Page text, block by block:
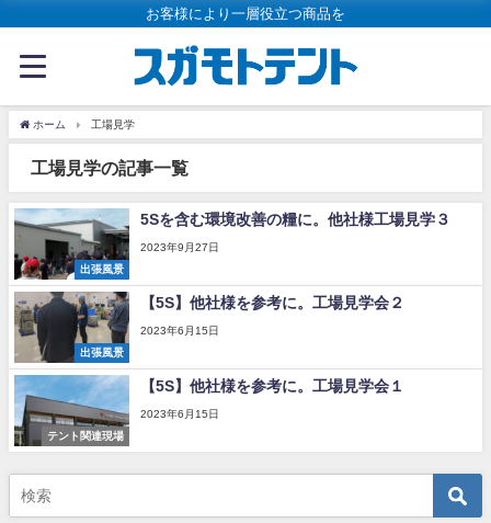
お客様により一層役立つ商品を
ホーム 工場見学
工場見学の記事一覧
出張風景
5Sを含む環境改善の糧に。他社様工場見学３
2023年9月27日
出張風景
【5S】他社様を参考に。工場見学会２
2023年6月15日
テント関連現場
【5S】他社様を参考に。工場見学会１
2023年6月15日